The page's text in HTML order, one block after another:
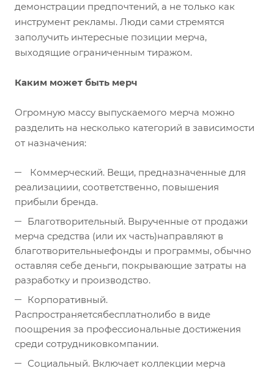
демонстрации предпочтений, а не только как
инструмент рекламы. Люди сами стремятся
заполучить интересные позиции мерча,
выходящие ограниченным тиражом.
Каким может быть мерч
Огромную массу выпускаемого мерча можно
разделить на несколько категорий в зависимости
от назначения:
Коммерческий. Вещи, предназначенные для
реализациии, соответственно, повышения
прибыли бренда.
Благотворительный. Вырученные от продажи
мерча средства (или их часть)направляют в
благотворительныефонды и программы, обычно
оставляя себе деньги, покрывающие затраты на
разработку и производство.
Корпоративный.
Распространяетсябесплатнолибо в виде
поощрения за профессиональные достижения
среди сотрудниковкомпании.
Социальный. Включает коллекции мерча